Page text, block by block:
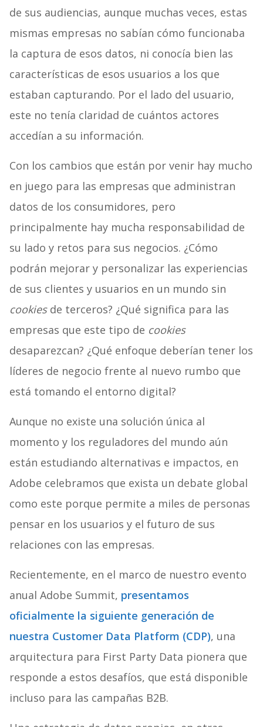
de sus audiencias, aunque muchas veces, estas
mismas empresas no sabían cómo funcionaba
la captura de esos datos, ni conocía bien las
características de esos usuarios a los que
estaban capturando. Por el lado del usuario,
este no tenía claridad de cuántos actores
accedían a su información.
Con los cambios que están por venir hay mucho
en juego para las empresas que administran
datos de los consumidores, pero
principalmente hay mucha responsabilidad de
su lado y retos para sus negocios. ¿Cómo
podrán mejorar y personalizar las experiencias
de sus clientes y usuarios en un mundo sin
cookiesde terceros? ¿Qué significa para las
empresas que este tipo de cookies
desaparezcan? ¿Qué enfoque deberían tener los
líderes de negocio frente al nuevo rumbo que
está tomando el entorno digital?
Aunque no existe una solución única al
momento y los reguladores del mundo aún
están estudiando alternativas e impactos, en
Adobe celebramos que exista un debate global
como este porque permite a miles de personas
pensar en los usuarios y el futuro de sus
relaciones con las empresas.
Recientemente, en el marco de nuestro evento
anual Adobe Summit, presentamos
oficialmente la siguiente generación de
nuestra Customer Data Platform (CDP), una
arquitectura para First Party Data pionera que
responde a estos desafíos, que está disponible
incluso para las campañas B2B.